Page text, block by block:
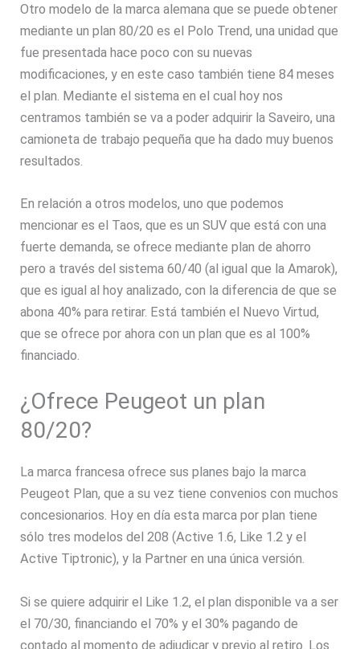
Otro modelo de la marca alemana que se puede obtener
mediante un plan 80/20 es el Polo Trend, una unidad que
fue presentada hace poco con su nuevas
modificaciones, y en este caso también tiene 84 meses
el plan. Mediante el sistema en el cual hoy nos
centramos también se va a poder adquirir la Saveiro, una
camioneta de trabajo pequeña que ha dado muy buenos
resultados.
En relación a otros modelos, uno que podemos
mencionar es el Taos, que es un SUV que está con una
fuerte demanda, se ofrece mediante plan de ahorro
pero a través del sistema 60/40 (al igual que la Amarok),
que es igual al hoy analizado, con la diferencia de que se
abona 40% para retirar. Está también el Nuevo Virtud,
que se ofrece por ahora con un plan que es al 100%
financiado.
¿Ofrece Peugeot un plan
80/20?
La marca francesa ofrece sus planes bajo la marca
Peugeot Plan, que a su vez tiene convenios con muchos
concesionarios. Hoy en día esta marca por plan tiene
sólo tres modelos del 208 (Active 1.6, Like 1.2 y el
Active Tiptronic), y la Partner en una única versión.
Si se quiere adquirir el Like 1.2, el plan disponible va a ser
el 70/30, financiando el 70% y el 30% pagando de
contado al momento de adjudicar y previo al retiro. Los